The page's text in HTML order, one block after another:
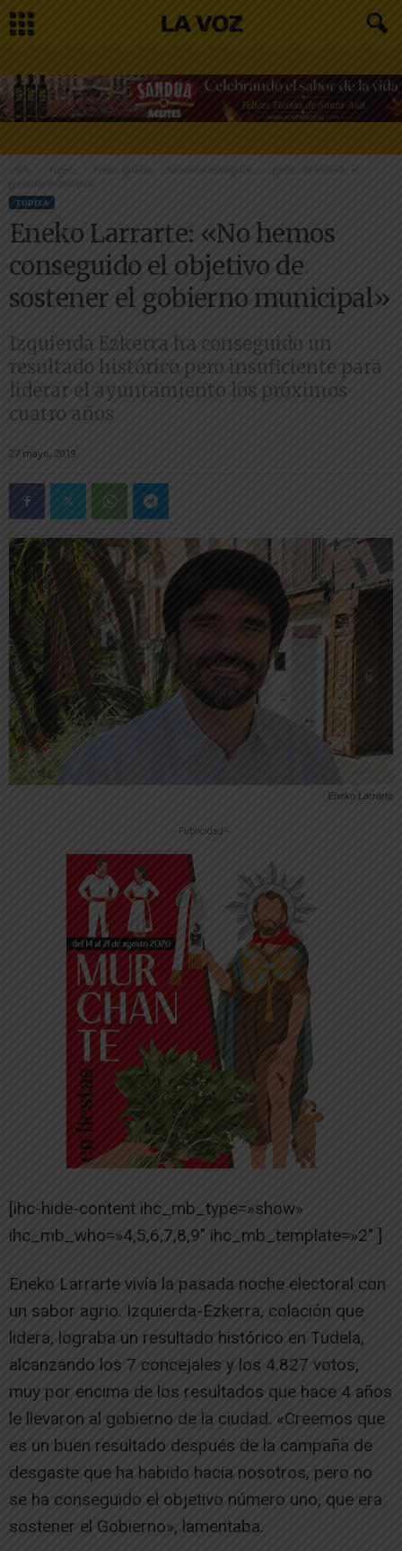
Inicio Tudela
Eneko Larrarte: «No hemos conseguido el objetivo de sostener el
gobierno municipal»
TUDELA
Eneko Larrarte: «No hemos
conseguido el objetivo de
sostener el gobierno municipal»
Izquierda Ezkerra ha conseguido un
resultado histórico pero insuficiente para
liderar el ayuntamiento los próximos
cuatro años
27 mayo, 2019
Eneko Larrarte
-- Publicidad --
[ihc-hide-content ihc_mb_type=»show»
ihc_mb_who=»4,5,6,7,8,9″ ihc_mb_template=»2″ ]
Eneko Larrarte vivía la pasada noche electoral con
un sabor agrio. Izquierda-Ezkerra, colación que
lidera, lograba un resultado histórico en Tudela,
alcanzando los 7 concejales y los 4.827 votos,
muy por encima de los resultados que hace 4 años
le llevaron al gobierno de la ciudad. «Creemos que
es un buen resultado después de la campaña de
desgaste que ha habido hacia nosotros, pero no
se ha conseguido el objetivo número uno, que era
sostener el Gobierno», lamentaba.